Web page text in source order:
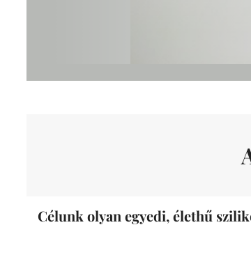
Célunk olyan egyedi, élethű